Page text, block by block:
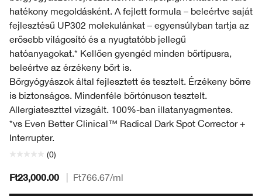
hatékony megoldásként. A fejlett formula – beleértve saját
fejlesztésű UP302 molekulánkat – egyensúlyban tartja az
erősebb világosító és a nyugtatóbb jellegű
hatóanyagokat.* Kellően gyengéd minden bőrtípusra,
beleértve az érzékeny bőrt is.
Bőrgyógyászok által fejlesztett és tesztelt. Érzékeny bőrre
is biztonságos. Mindenféle bőrtónuson tesztelt.
Allergiateszttel vizsgált. 100%-ban illatanyagmentes.
*vs Even Better Clinical™ Radical Dark Spot Corrector +
Interrupter.
(0)
Ft23,000.00 Ft766.67/ml